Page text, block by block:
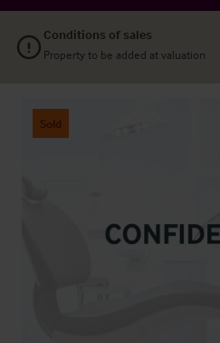
Conditions of sales
Property to be added at valuation
Sold